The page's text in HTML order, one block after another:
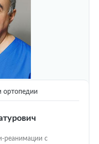
ортопедии
реанимации с